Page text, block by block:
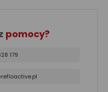
pomocy?
179